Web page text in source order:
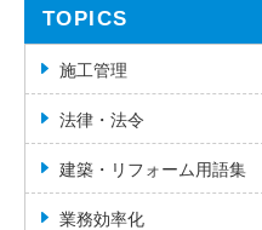
TOPICS
施工管理
法律・法令
建築・リフォーム用語集
業務効率化